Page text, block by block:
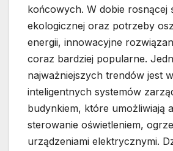
końcowych. W dobie rosnącej
ekologicznej oraz potrzeby
energii, innowacyjne
coraz bardziej popularne.
najważniejszych trendów jest
inteligentnych systemów
budynkiem, które umożliwiają
sterowanie oświetleniem,
urządzeniami elektrycznymi.